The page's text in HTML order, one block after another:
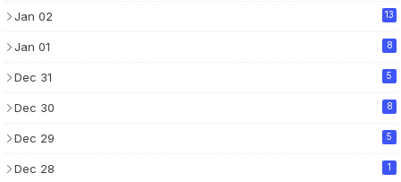
Jan 02 13
Jan 01 8
Dec 31 5
Dec 30 8
Dec 29 5
Dec 28 1